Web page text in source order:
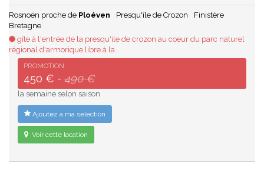
Rosnoën proche de Ploéven Presqu'île de Crozon
Finistère
Bretagne
gîte à l'entrée de la presqu'ile de crozon au coeur du parc naturel
régional d'armorique libre à la…
PROMOTION
450 € - 490 €
la semaine selon saison
Ajoutez à ma sélection
Voir cette location